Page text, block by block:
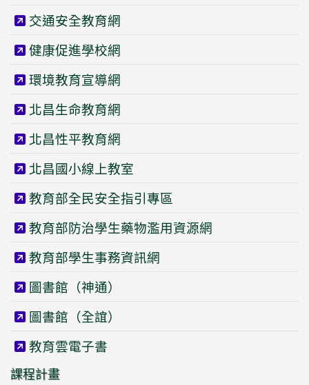
交通安全教育網
健康促進學校網
環境教育宣導網
北昌生命教育網
北昌性平教育網
北昌國小線上教室
教育部全民安全指引專區
教育部防治學生藥物濫用資源網
教育部學生事務資訊網
圖書館（神通）
圖書館（全誼）
教育雲電子書
課程計畫